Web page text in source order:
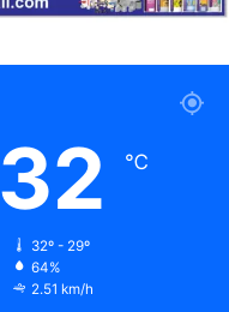
32 ℃
32º - 29º
64%
2.51 km/h